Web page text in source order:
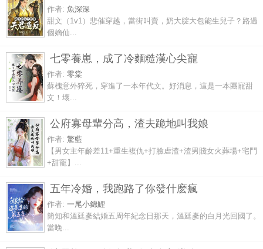
作者: 魚深深
甜文（1v1）悲催穿越，當街叫賣，奶大腚大包能生兒子？路過
個嫡仙...
七零養崽，成了冷麵糙漢心尖寵
作者: 零棠
蘇槐意外猝死，穿進了一本年代文。好消息，這是一本團寵甜
文！壞...
公府寡母輩分高，渣夫跪地叫我娘
作者: 驚藍
【男女主年齡差11+重生複仇+打臉虐渣+渣男賤女火葬場+宅鬥
+甜寵】...
五年冷婚，我跑路了你發什麽瘋
作者: 一尾小錦鯉
簡知和溫廷彥結婚五周年紀念日那天，溫廷彥的白月光回國了。
當晚...